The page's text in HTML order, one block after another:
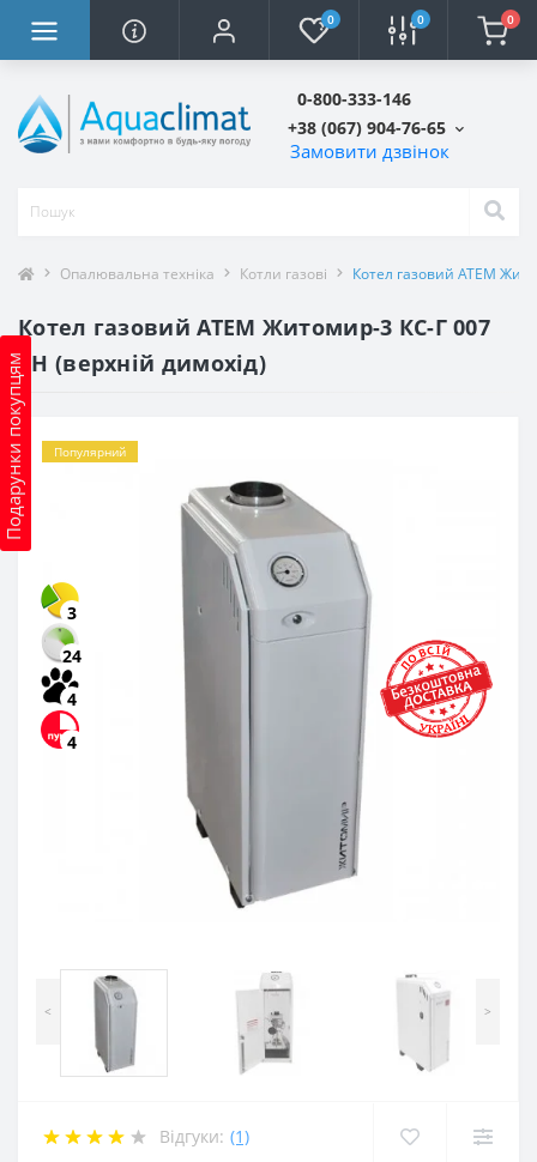
0 0 0
0-800-333-146
+38 (067) 904-76-65
Замовити дзвінок
Подарунки покупцям
Опалювальна техніка Котли газові Котел газовий АТЕМ
Котел газовий АТЕМ Житомир-3 КС-Г 007
СН (верхній димохід)
Популярний
3
24
4
4
< >
Відгуки: (1)